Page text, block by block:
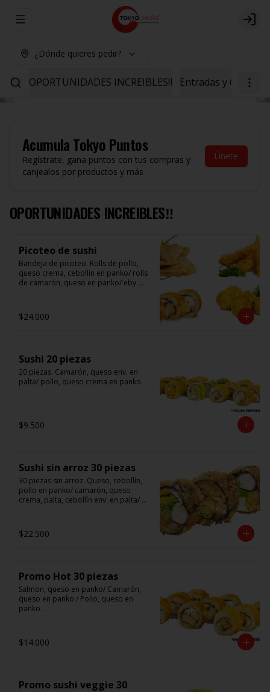
Abrir menu de navegación Login
¿Dónde quieres pedir?
OPORTUNIDADES INCREIBLES‼️ Entradas y
AcumulaTokyo Puntos
Regístrate, gana puntos con tus compras y
canjealos por productos y más
Únete
OPORTUNIDADES INCREIBLES‼️
Picoteo de sushi
Bandeja de picoteo. Rolls de pollo,
queso crema, cebollín en panko/ rolls
de camarón, queso en panko/ eby
crema)/ gyosas mixtas.
$24.000
Sushi 20 piezas
20 piezas. Camarón, queso env. en
palta/ pollo, queso crema en panko.
$9.500
Sushi sin arroz 30 piezas
30 piezas sin arroz. Queso, cebollín,
pollo en panko/ camarón, queso
crema, palta, cebollín env. en palta/
(Foto referencial)
$22.500
Promo Hot 30 piezas
Salmon, queso en panko/ Camarón,
queso en panko / Pollo, queso en
panko.
$14.000
Promo sushi veggie 30